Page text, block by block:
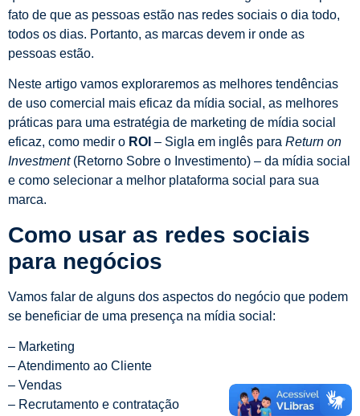
fato de que as pessoas estão nas redes sociais o dia todo,
todos os dias. Portanto, as marcas devem ir onde as
pessoas estão.
Neste artigo vamos exploraremos as melhores tendências
de uso comercial mais eficaz da mídia social, as melhores
práticas para uma estratégia de marketing de mídia social
eficaz, como medir o ROI – Sigla em inglês para Return on
Investment(Retorno Sobre o Investimento) – da mídia social
e como selecionar a melhor plataforma social para sua
marca.
Como usar as redes sociais
para negócios
Vamos falar de alguns dos aspectos do negócio que podem
se beneficiar de uma presença na mídia social:
– Marketing
– Atendimento ao Cliente
– Vendas
– Recrutamento e contratação